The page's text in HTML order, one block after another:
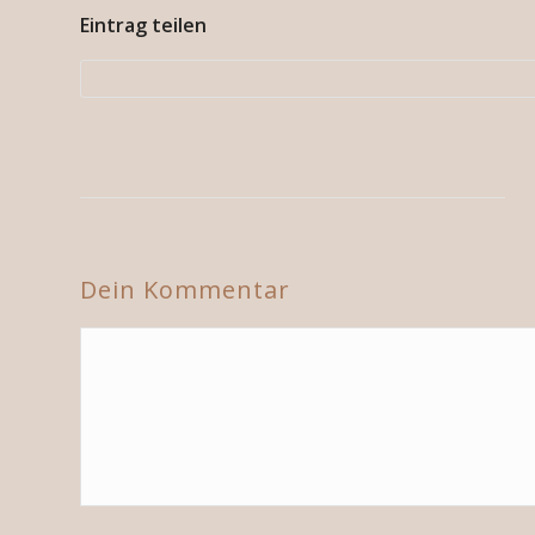
Eintrag teilen
Dein Kommentar